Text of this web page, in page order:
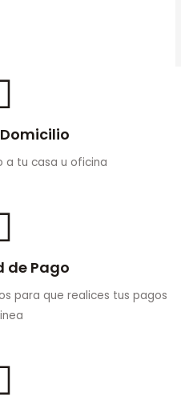
a tu casa u oficina
de Pago
para que realices tus pagos